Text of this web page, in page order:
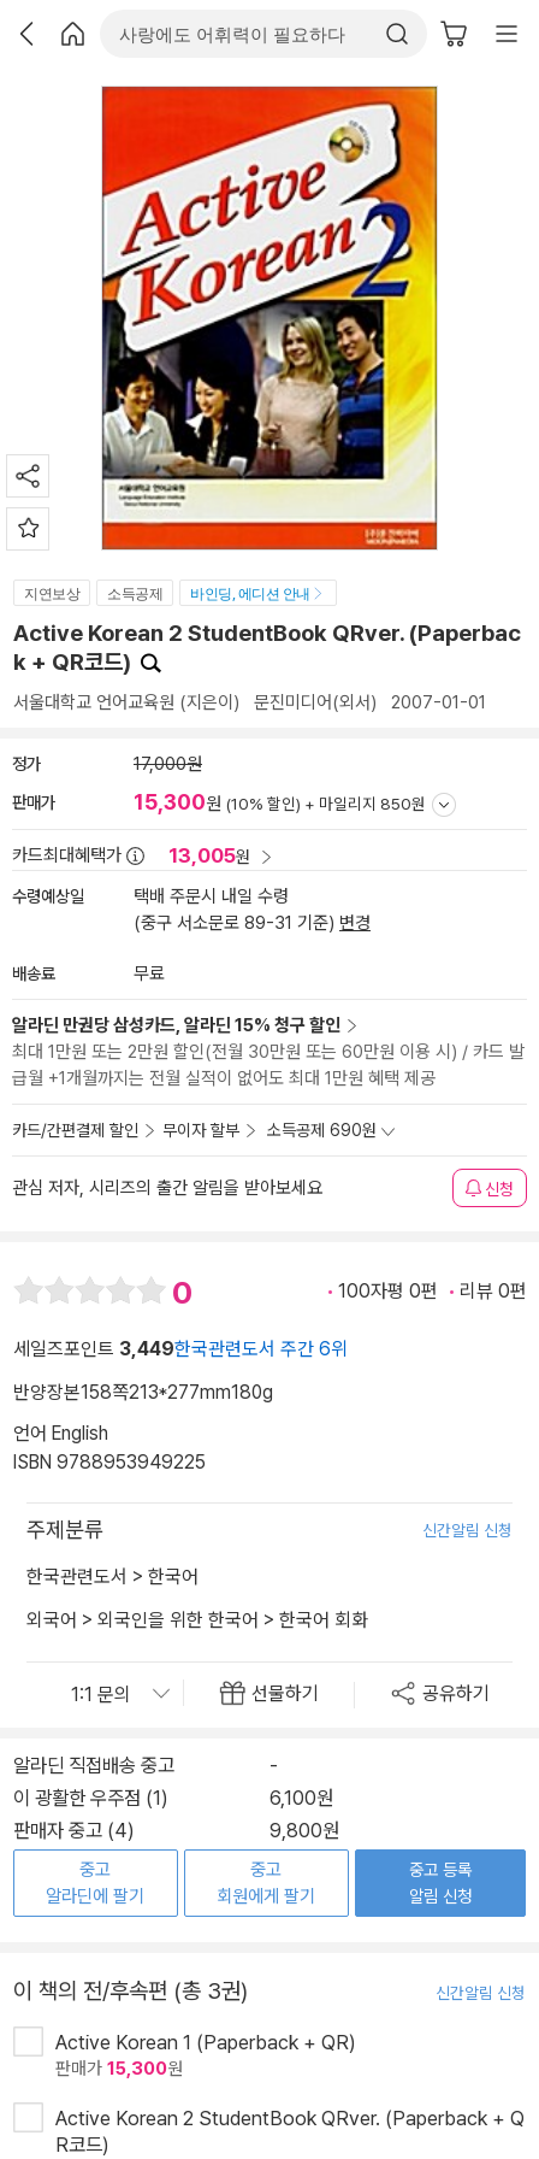
지연보상 소득공제 바인딩, 에디션 안내
Active Korean 2 StudentBook QRver. (Paperbac
k + QR코드)
서울대학교 언어교육원 (지은이) 문진미디어(외서) 2007-01-01
정가 17,000원
판매가 15,300원 (10% 할인) + 마일리지 850원
카드최대혜택가 13,005원
수령예상일
택배 주문시 내일 수령
(중구 서소문로 89-31 기준) 변경
배송료 무료
알라딘 만권당 삼성카드, 알라딘 15% 청구 할인
최대 1만원 또는 2만원 할인(전월 30만원 또는 60만원 이용 시) / 카드 발
급월 +1개월까지는 전월 실적이 없어도 최대 1만원 혜택 제공
카드/간편결제 할인 무이자 할부 소득공제 690원
관심 저자, 시리즈의 출간 알림을 받아보세요 신청
0 100자평 0편 리뷰 0편
세일즈포인트 3,449한국관련도서 주간 6위
반양장본158쪽213*277mm180g
언어 English
ISBN 9788953949225
주제분류 신간알림 신청
한국관련도서 > 한국어
외국어 > 외국인을 위한 한국어 > 한국어 회화
선물하기 공유하기
알라딘 직접배송 중고
-
이 광활한 우주점 (1)
6,100원
판매자 중고 (4)
9,800원
중고
알라딘에 팔기
중고
회원에게 팔기
중고 등록
알림 신청
이 책의 전/후속편 (총 3권) 신간알림 신청
Active Korean 1 (Paperback + QR)
판매가 15,300원
Active Korean 2 StudentBook QRver. (Paperback + Q
R코드)